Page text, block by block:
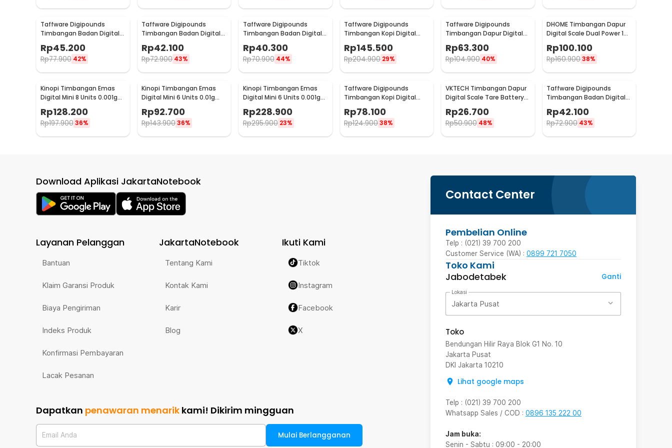
Taffware Digipounds
Timbangan Badan Digital
SC-15U
Rp45.200
Rp77.900 42%
Taffware Digipounds
Timbangan Badan Digital
- SC-12
Rp42.100
Rp72.900 43%
Taffware Digipounds
Timbangan Badan Digital
Scale Battery 0.05kg 180kg
- SC-15
Rp40.300
Rp70.900 44%
Taffware Digipounds
Timbangan Kopi Digital
0.1g - TSC3/5/10
Rp145.500
Rp204.900 29%
Taffware Digipounds
Timbangan Dapur Digital
Scale Battery 0.1g 2kg -
K70a
Rp63.300
Rp104.900 40%
DHOME Timbangan Dapur
Digital Scale Dual Power 1g
Rp100.100
Rp160.90038%
Kinopi Timbangan Emas
Digital Mini 8 Units 0.001g
50g - TL-128
Rp128.200
Rp197.900 36%
Kinopi Timbangan Emas
Digital Mini 6 Units 0.01g
Rp92.700
Rp143.90036%
Kinopi Timbangan Emas
Digital Mini 6 Units 0.001g
50g - CT-33
Rp228.900
Rp295.900 23%
Taffware Digipounds
Timbangan Kopi Digital
Timer Coffee Scale 3kg 0.1g
- CK2150
Rp78.100
Rp124.90038%
VKTECH Timbangan Dapur
Digital Scale Tare Battery
1g 10kg - SF-400
Rp26.700
Rp50.900 48%
Taffware Digipounds
Timbangan Badan Digital
- AB18
Rp42.100
Rp72.900 43%
Contact Center
Pembelian Online
Telp : (021) 39 700 200
Customer Service (WA) : 0899 721 7050
Toko Kami
Jabodetabek
Ganti
Lokasi
Jakarta Pusat
Toko
Bendungan Hilir Raya Blok G1 No. 10
Jakarta Pusat
DKI Jakarta 10210
Lihat google maps
Telp : (021) 39 700 200
Whatsapp Sales / COD : 0896 135 222 00
Jam buka:
Senin - Sabtu : 09:00 - 20:00
Download Aplikasi JakartaNotebook
Layanan Pelanggan
Bantuan
Klaim Garansi Produk
Biaya Pengiriman
Indeks Produk
Konfirmasi Pembayaran
Lacak Pesanan
JakartaNotebook
Tentang Kami
Kontak Kami
Karir
Blog
Ikuti Kami
Tiktok
Instagram
Facebook
X
Dapatkan penawaran menarik kami! Dikirim mingguan
Email Anda Mulai Berlangganan